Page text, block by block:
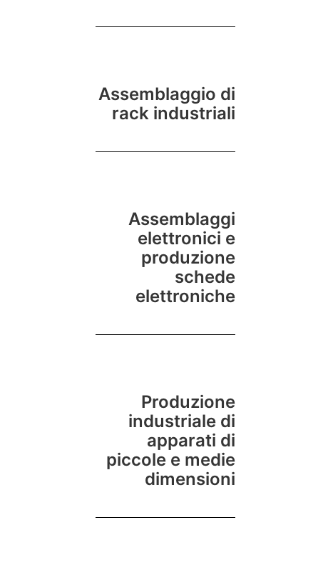
Assemblaggio di
rack industriali
Assemblaggi
elettronici e
produzione
schede
elettroniche
Produzione
industriale di
apparati di
piccole e medie
dimensioni